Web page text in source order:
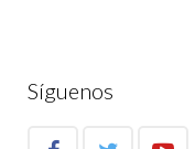
Síguenos